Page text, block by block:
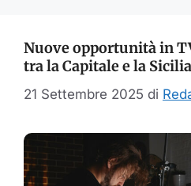
Nuove opportunità in
tra la Capitale e la Sicilia
21 Settembre 2025 di